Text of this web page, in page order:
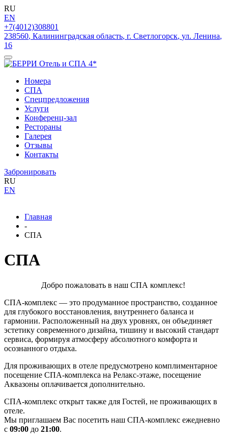
RU
EN
+7(4012)308801
238560, Калининградская область, г. Светлогорск, ул. Ленина,
16
Номера
СПА
Спецпредложения
Услуги
Конференц-зал
Рестораны
Галерея
Отзывы
Контакты
Забронировать
RU
EN
Главная
-
СПА
СПА
Добро пожаловать в наш СПА комплекс!
СПА-комплекс — это продуманное пространство, созданное
для глубокого восстановления, внутреннего баланса и
гармонии. Расположенный на двух уровнях, он объединяет
эстетику современного дизайна, тишину и высокий стандарт
сервиса, формируя атмосферу абсолютного комфорта и
осознанного отдыха.
Для проживающих в отеле предусмотрено комплиментарное
посещение СПА-комплекса на Релакс-этаже, посещение
Аквазоны оплачивается дополнительно.
СПА-комплекс открыт также для Гостей, не проживающих в
отеле.
Мы приглашаем Вас посетить наш СПА-комплекс ежедневно
с 09:00 до 21:00.